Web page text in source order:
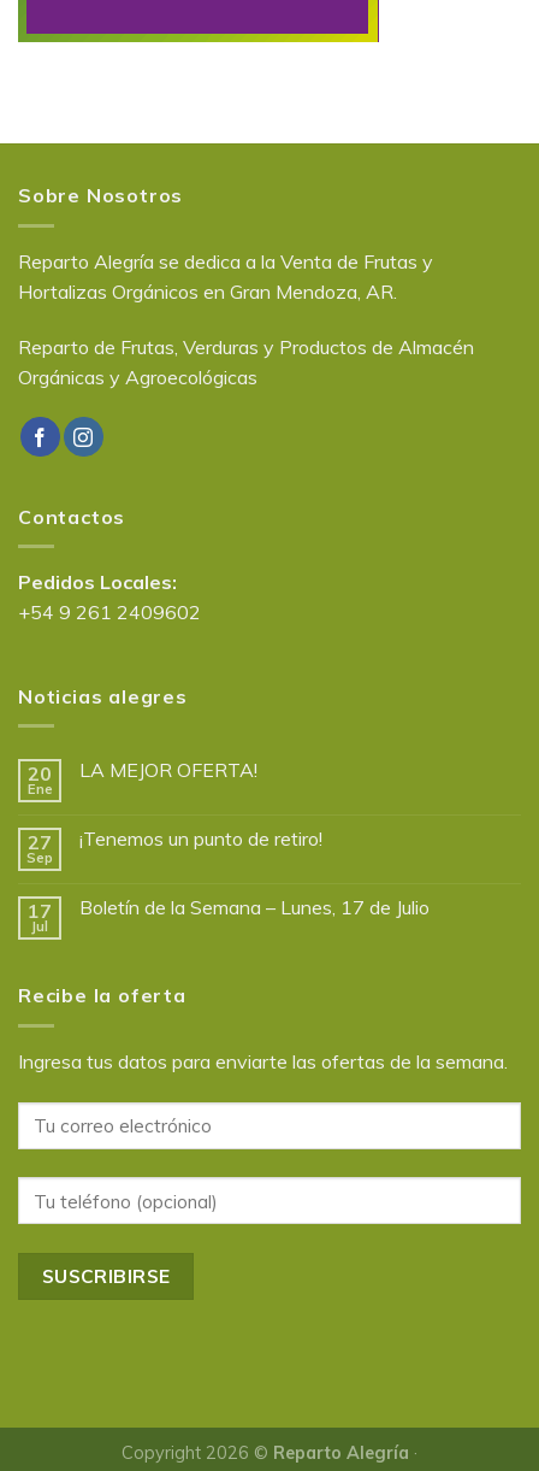
Sobre Nosotros
Reparto Alegría se dedica a la Venta de Frutas y
Hortalizas Orgánicos en Gran Mendoza, AR.
Reparto de Frutas, Verduras y Productos de Almacén
Orgánicas y Agroecológicas
Contactos
Pedidos Locales:
+54 9 261 2409602
Noticias alegres
20
Ene
LA MEJOR OFERTA!
27
Sep
¡Tenemos un punto de retiro!
17
Jul
Boletín de la Semana – Lunes, 17 de Julio
Recibe la oferta
Ingresa tus datos para enviarte las ofertas de la semana.
Copyright 2026 © Reparto Alegría ·